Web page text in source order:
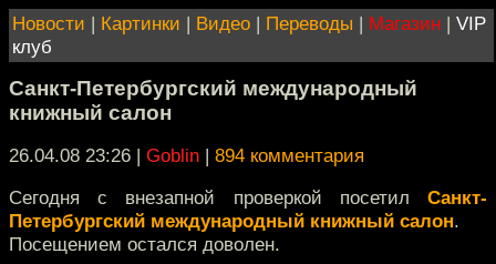
Новости | Картинки | Видео | Переводы | Магазин | VIP
клуб
Санкт-Петербургский международный
книжный салон
26.04.08 23:26 | Goblin | 894 комментария
Сегодня с внезапной проверкой посетил Санкт-
Петербургский международный книжный салон.
Посещением остался доволен.